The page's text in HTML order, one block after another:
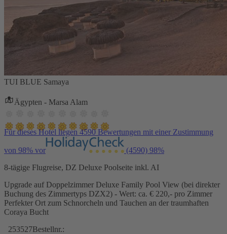
TUI BLUE Samaya
Ägypten - Marsa Alam
Für dieses Hotel liegen 4590 Bewertungen mit einer Zustimmung
von 98% vor (4590) 98%
8-tägige Flugreise, DZ Deluxe Poolseite inkl. AI
Upgrade auf Doppelzimmer Deluxe Family Pool View (bei direkter
Buchung des Zimmertyps DZX2) - Wert: ca. € 220,- pro Zimmer
Perfekter Ort zum Schnorcheln und Tauchen an der traumhaften
Coraya Bucht
253527Bestellnr.: